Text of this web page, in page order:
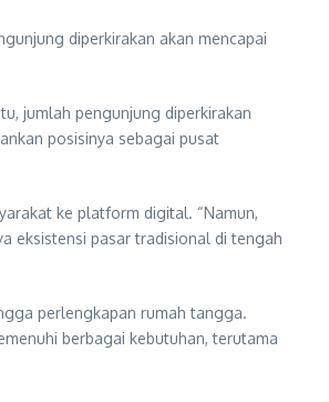
diperkirakan akan mencapai
jumlah pengunjung diperkirakan
posisinya sebagai pusat
ke platform digital. “Namun,
eksistensi pasar tradisional di tengah
perlengkapan rumah tangga.
berbagai kebutuhan, terutama